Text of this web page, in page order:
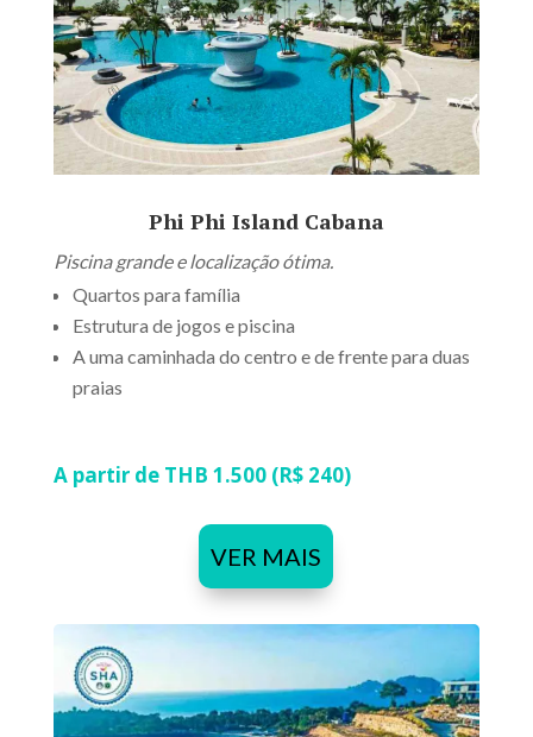
Phi Phi Island Cabana
Piscina grande e localização ótima.
Quartos para família
Estrutura de jogos e piscina
A uma caminhada do centro e de frente para duas
praias
A partir de THB 1.500 (R$ 240)
VER MAIS